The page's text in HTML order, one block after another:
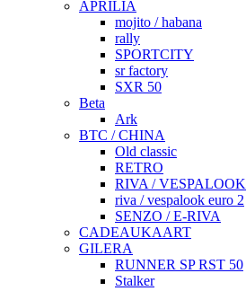
APRILIA
mojito / habana
rally
SPORTCITY
sr factory
SXR 50
Beta
Ark
BTC / CHINA
Old classic
RETRO
RIVA / VESPALOOK
riva / vespalook euro 2
SENZO / E-RIVA
CADEAUKAART
GILERA
RUNNER SP RST 50
Stalker